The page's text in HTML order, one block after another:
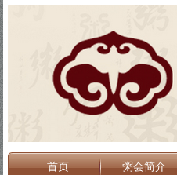
首页 粥会简介